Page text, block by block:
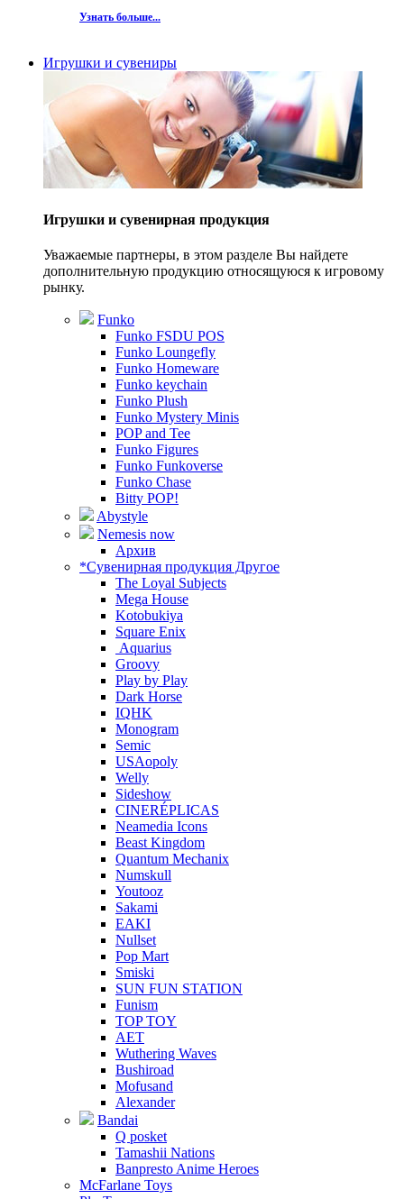
Узнать больше...
Игрушки и сувениры
Игрушки и сувенирная продукция
Уважаемые партнеры, в этом разделе Вы найдете
дополнительную продукцию относящуюся к игровому
рынку.
Funko
Funko FSDU POS
Funko Loungefly
Funko Homeware
Funko keychain
Funko Plush
Funko Mystery Minis
POP and Tee
Funko Figures
Funko Funkoverse
Funko Chase
Bitty POP!
Abystyle
Nemesis now
Архив
*Сувенирная продукция Другое
The Loyal Subjects
Mega House
Kotobukiya
Square Enix
Aquarius
Groovy
Play by Play
Dark Horse
IQHK
Monogram
Semic
USAopoly
Welly
Sideshow
CINERÉPLICAS
Neamedia Icons
Beast Kingdom
Quantum Mechanix
Numskull
Youtooz
Sakami
EAKI
Nullset
Pop Mart
Smiski
SUN FUN STATION
Funism
TOP TOY
AET
Wuthering Waves
Bushiroad
Mofusand
Alexander
Bandai
Q posket
Tamashii Nations
Banpresto Anime Heroes
McFarlane Toys